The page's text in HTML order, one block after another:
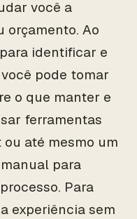
você a
orçamento. Ao
identificar e
pode tomar
o que manter e
ferramentas
ou até mesmo um
para
Para
experiência sem